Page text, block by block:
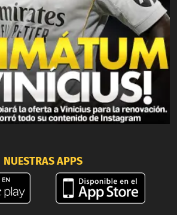
NUESTRAS APPS